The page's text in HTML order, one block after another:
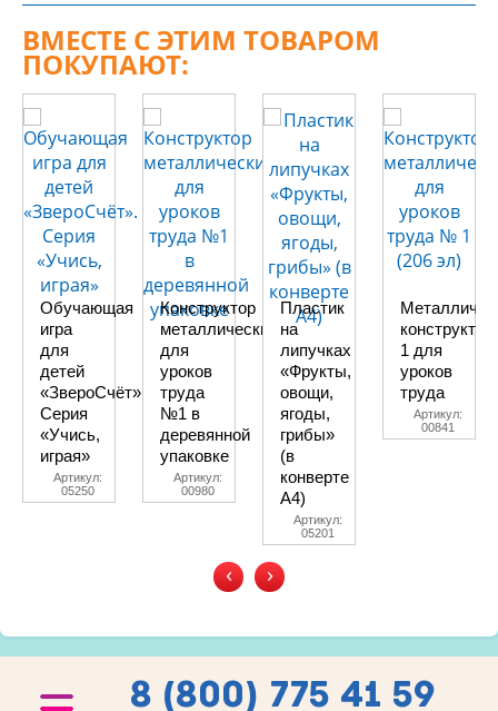
ВМЕСТЕ С ЭТИМ ТОВАРОМ
ПОКУПАЮТ:
Обучающая
игра
для
детей
«ЗвероСчёт».
Серия
«Учись,
играя»
Артикул:
05250
Конструктор
металлический
для
уроков
труда
№1 в
деревянной
упаковке
Артикул:
00980
Пластик
на
липучках
«Фрукты,
овощи,
ягоды,
грибы»
(в
конверте
A4)
Артикул:
05201
конструктор
1 для
уроков
труда
Артикул:
00841
‹ ›
8 (800) 775 41 59